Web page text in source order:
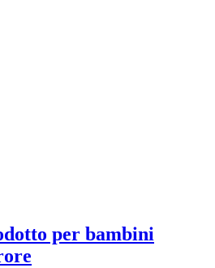
per bambini